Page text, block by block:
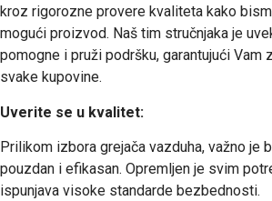
kroz rigorozne provere kvaliteta kako
mogući proizvod. Naš tim stručnjaka je
pomogne i pruži podršku, garantujući
svake kupovine.
Uverite se u kvalitet:
Prilikom izbora grejača vazduha, važno je
pouzdan i efikasan. Opremljen je svim
ispunjava visoke standarde bezbednosti.